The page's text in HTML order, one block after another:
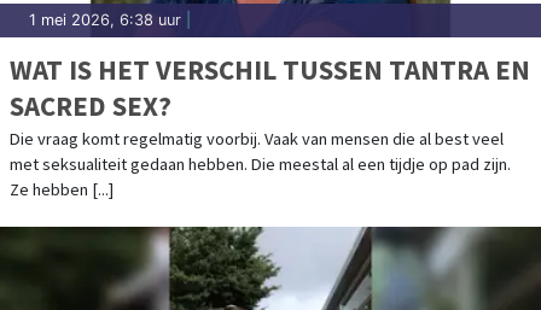
1 mei 2026, 6:38 uur
WAT IS HET VERSCHIL TUSSEN TANTRA EN
SACRED SEX?
Die vraag komt regelmatig voorbij. Vaak van mensen die al best veel
met seksualiteit gedaan hebben. Die meestal al een tijdje op pad zijn.
Ze hebben [...]